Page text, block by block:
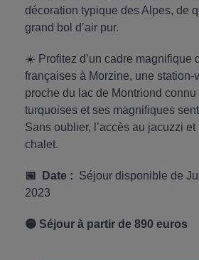
décoration typique des Alpes, de
grand bol d’air pur.
☀️ Profitez d’un cadre magnifique
françaises à Morzine, une station-
proche du lac de Montriond
turquoises et ses magnifiques
Sans oublier, l’accès au jacuzzi
chalet.
📅 Date : Séjour disponible de
2023
🟡 Séjour à partir de 890 euros